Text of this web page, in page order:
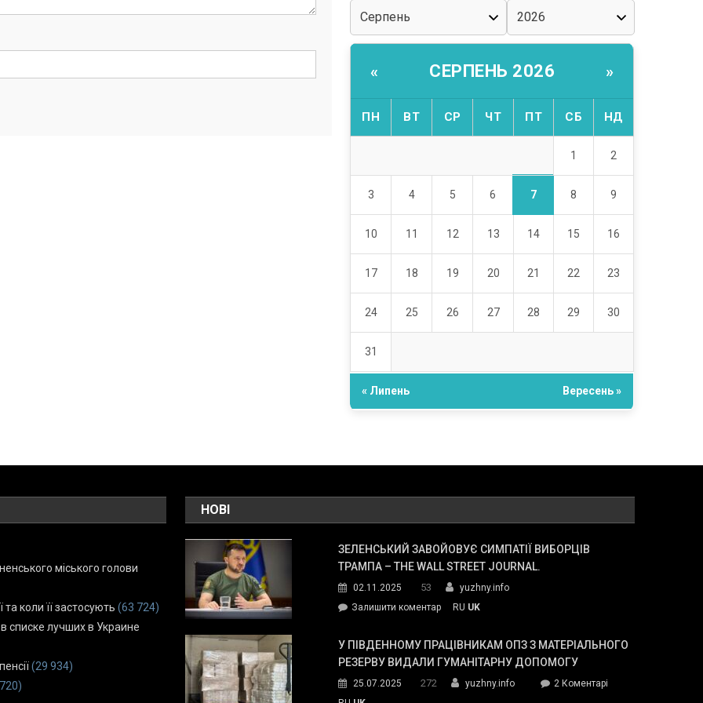
« СЕРПЕНЬ 2026 »
ПН ВТ СР ЧТ ПТ СБ НД
1 2
3 4 5 6 7 8 9
10 11 12 13 14 15 16
17 18 19 20 21 22 23
24 25 26 27 28 29 30
31
« Липень Вересень »
міського голови
коли її застосують (63 724)
списке лучших в Украине
(29 934)
НОВІ
ЗЕЛЕНСЬКИЙ ЗАВОЙОВУЄ СИМПАТІЇ ВИБОРЦІВ
ТРАМПА – THE WALL STREET JOURNAL.
02.11.2025 53
yuzhny.info
Залишити коментарon
завойовує
симпатії
Трампа
RU UK
У ПІВДЕННОМУ ПРАЦІВНИКАМ ОПЗ З МАТЕРІАЛЬНОГО
РЕЗЕРВУ ВИДАЛИ ГУМАНІТАРНУ ДОПОМОГУ
25.07.2025 272 yuzhny.info 2 Коментарідо